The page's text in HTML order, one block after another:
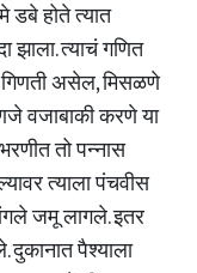
डबे होते त्यात
झाला. त्याचं गणित
असेल, मिसळणे
वजाबाकी करणे या
तो पन्नास
त्याला पंचवीस
जमू लागले. इतर
दुकानात पैश्याला